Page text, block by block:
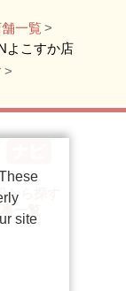
一覧
よこすか店
から探す
一覧
site